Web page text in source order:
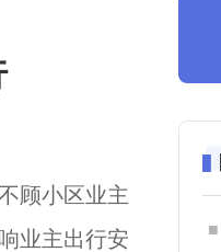
顾小区业主
业主出行安